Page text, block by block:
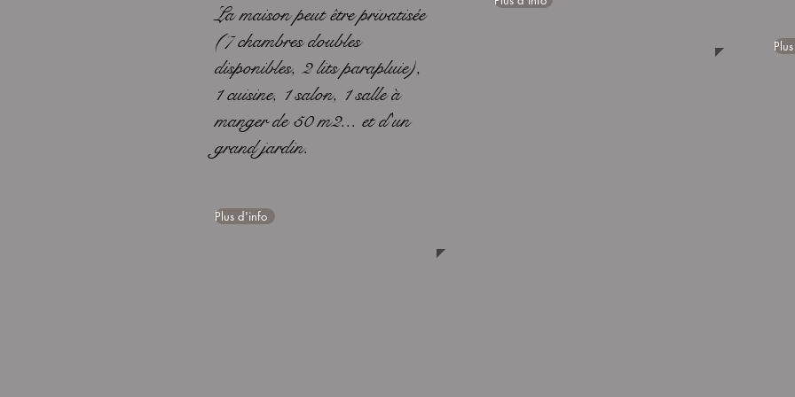
La maison peut être privatisée
(7 chambres doubles
disponibles, 2 lits parapluie),
1 cuisine, 1 salon, 1 salle à
manger de 50 m2... et d'un
grand jardin.
Plus d'info